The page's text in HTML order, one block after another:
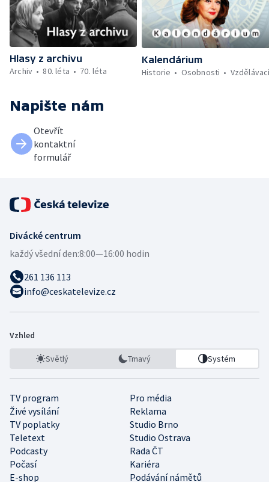
Hlasy z archivu
Archiv
80. léta 70. léta
Kalendárium
Historie
Osobnosti
Napište nám
Otevřít
kontaktní
formulář
Divácké centrum
každý všední den:8:00—16:00 hodin
261 136 113
info@ceskatelevize.cz
Vzhled
Světlý Tmavý Systém
TV program
Pro média
Živé vysílání
Reklama
TV poplatky
Studio Brno
Teletext
Studio Ostrava
Podcasty
Rada ČT
Počasí
Kariéra
E-shop
Podávání námětů